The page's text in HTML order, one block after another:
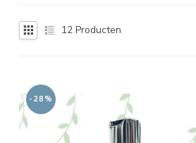
12 Producten
-28%